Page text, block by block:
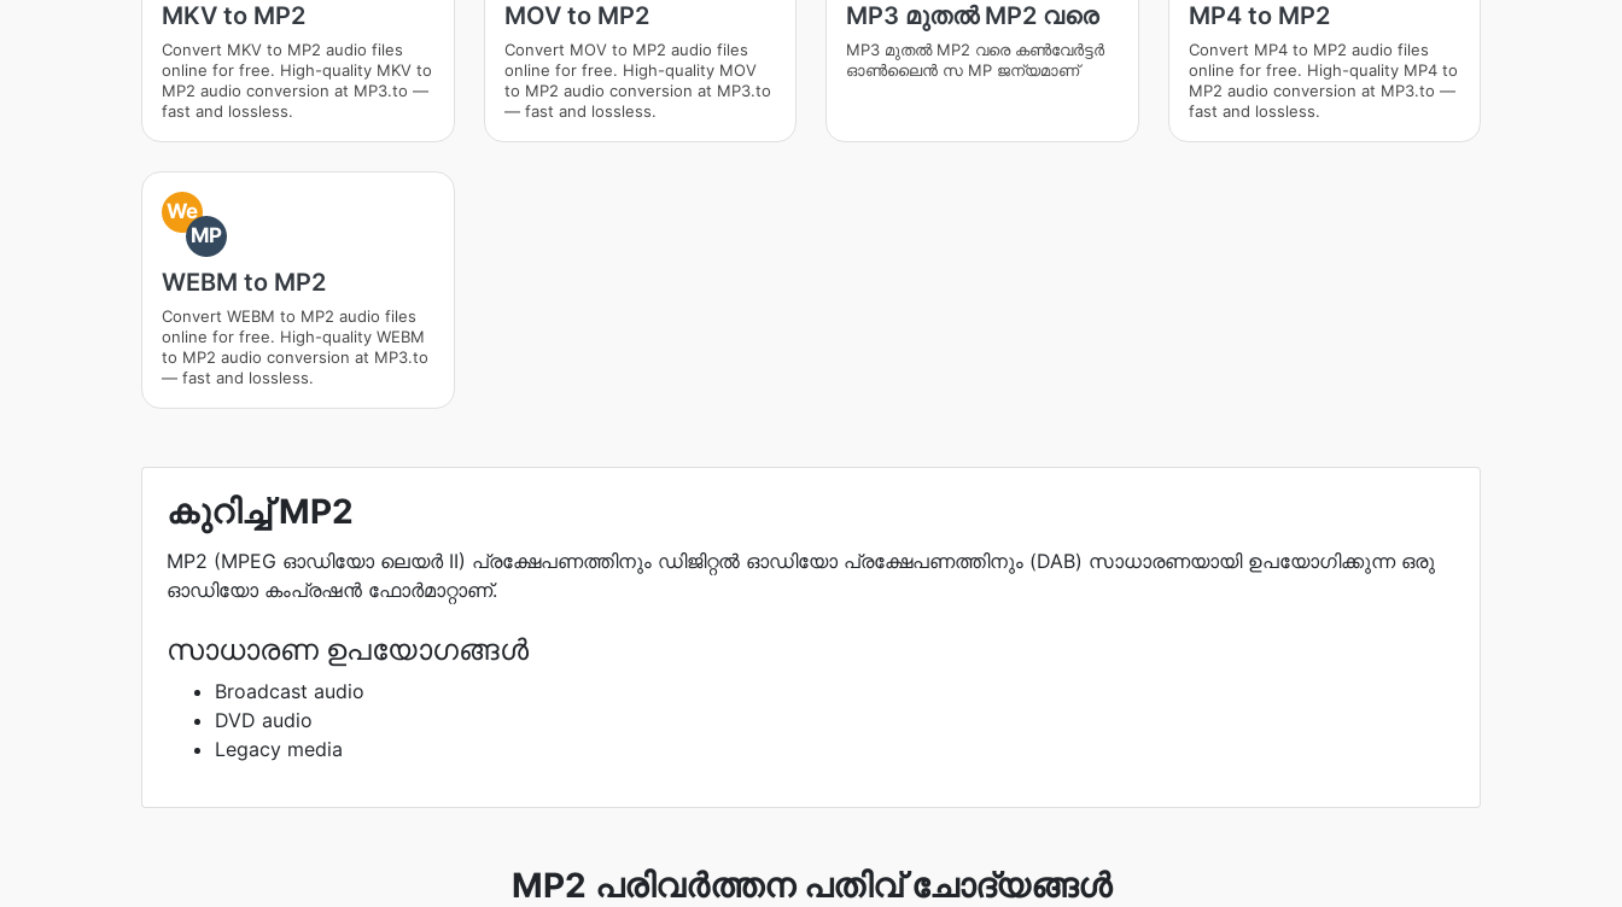
MKV to MP2
Convert MKV to MP2 audio files
online for free. High-quality MKV to
MP2 audio conversion at MP3.to —
fast and lossless.
MOV to MP2
Convert MOV to MP2 audio files
online for free. High-quality MOV
to MP2 audio conversion at MP3.to
— fast and lossless.
MP3 മുതൽ MP2 വരെ
MP3 മുതൽ MP2 വരെ കൺ‌വേർട്ടർ
ഓൺ‌ലൈൻ സ MP ജന്യമാണ്
MP4 to MP2
Convert MP4 to MP2 audio files
online for free. High-quality MP4 to
MP2 audio conversion at MP3.to —
fast and lossless.
We
MP
WEBM to MP2
Convert WEBM to MP2 audio files
online for free. High-quality WEBM
to MP2 audio conversion at MP3.to
— fast and lossless.
കുറിച്ച് MP2
MP2 (MPEG ഓഡിയോ ലെയർ II) പ്രക്ഷേപണത്തിനും ഡിജിറ്റൽ ഓഡിയോ പ്രക്ഷേപണത്തിനും (DAB) സാധാരണയായി ഉപയോഗിക്കുന്ന ഒരു
ഓഡിയോ കംപ്രഷൻ ഫോർമാറ്റാണ്.
സാധാരണ ഉപയോഗങ്ങൾ
Broadcast audio
DVD audio
Legacy media
MP2 പരിവർത്തന പതിവ് ചോദ്യങ്ങൾ